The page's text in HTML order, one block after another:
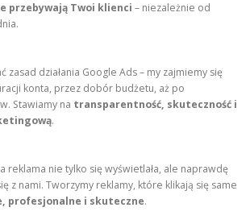
przebywają Twoi klienci – niezależnie od
zasad działania Google Ads – my zajmiemy się
konta, przez dobór budżetu, aż po
Stawiamy na transparentność, skuteczność i
.
reklama nie tylko się wyświetlała, ale naprawdę
z nami. Tworzymy reklamy, które klikają się same
profesjonalne i skuteczne.